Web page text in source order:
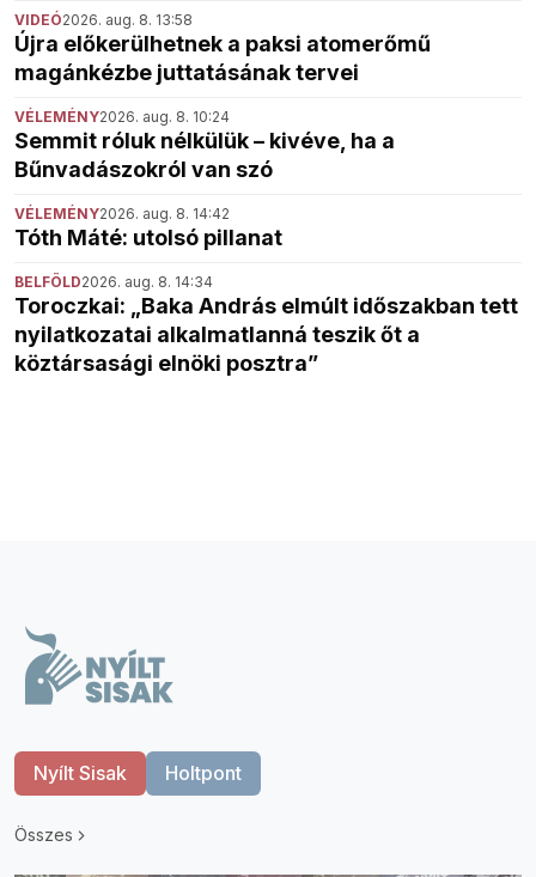
VIDEÓ2026. aug. 8. 13:58
Újra előkerülhetnek a paksi atomerőmű
magánkézbe juttatásának tervei
VÉLEMÉNY2026. aug. 8. 10:24
Semmit róluk nélkülük – kivéve, ha a
Bűnvadászokról van szó
VÉLEMÉNY2026. aug. 8. 14:42
Tóth Máté: utolsó pillanat
BELFÖLD2026. aug. 8. 14:34
Toroczkai: „Baka András elmúlt időszakban tett
nyilatkozatai alkalmatlanná teszik őt a
köztársasági elnöki posztra”
Nyílt Sisak Holtpont
Összes